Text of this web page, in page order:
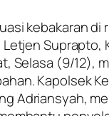
kebakaran di
Letjen Suprapto,
Selasa (9/12),
Kapolsek
Adriansyah,